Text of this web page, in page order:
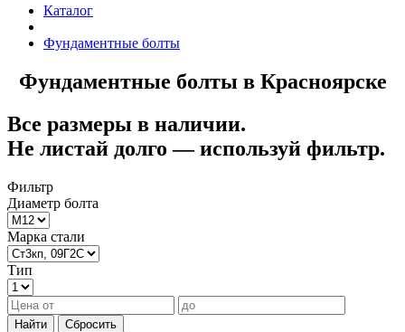
Каталог
Фундаментные болты
Фундаментные болты в Красноярске
Все размеры в наличии.
Не листай долго — используй фильтр.
Фильтр
Диаметр болта
Марка стали
Тип
Найти Сбросить